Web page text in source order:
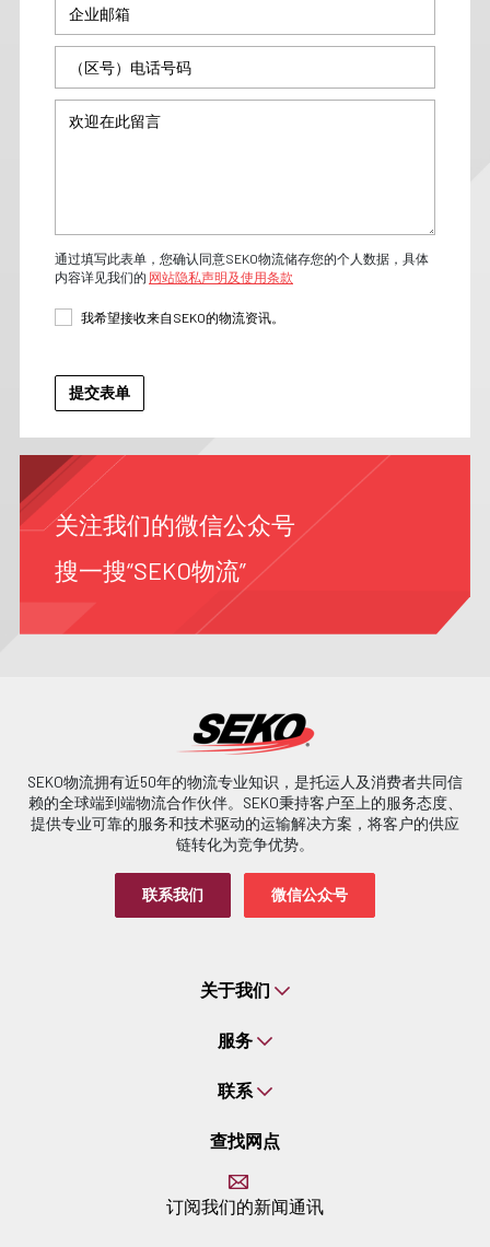
通过填写此表单，您确认同意SEKO物流储存您的个人数据，具体
内容详见我们的 网站隐私声明及使用条款
我希望接收来自SEKO的物流资讯。
关注我们的微信公众号
搜一搜“SEKO物流”
SEKO物流拥有近50年的物流专业知识，是托运人及消费者共同信
赖的全球端到端物流合作伙伴。SEKO秉持客户至上的服务态度、
提供专业可靠的服务和技术驱动的运输解决方案，将客户的供应
链转化为竞争优势。
联系我们 微信公众号
关于我们
服务
联系
查找网点
订阅我们的新闻通讯